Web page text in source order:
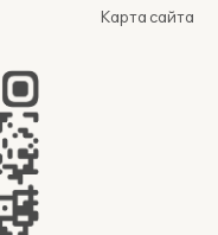
Карта сайта